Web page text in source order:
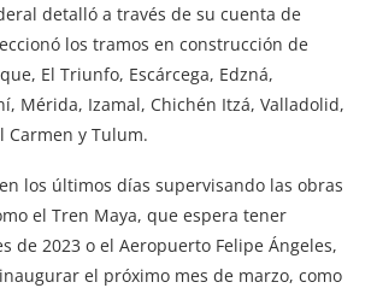
detalló a través de su cuenta de
los tramos en construcción de
El Triunfo, Escárcega, Edzná,
Mérida, Izamal, Chichén Itzá, Valladolid,
Carmen y Tulum.
los últimos días supervisando las obras
el Tren Maya, que espera tener
de 2023 o el Aeropuerto Felipe Ángeles,
el próximo mes de marzo, como